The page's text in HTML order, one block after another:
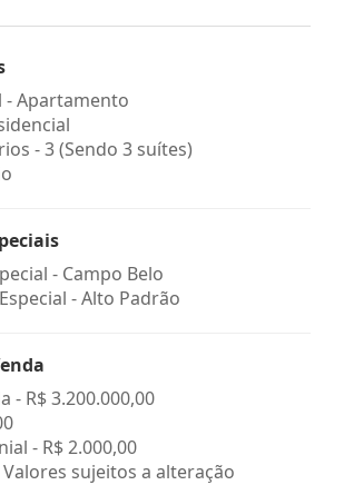
- Apartamento
- 3 (Sendo 3 suítes)
- Campo Belo
- Alto Padrão
- R$ 3.200.000,00
- R$ 2.000,00
sujeitos a alteração